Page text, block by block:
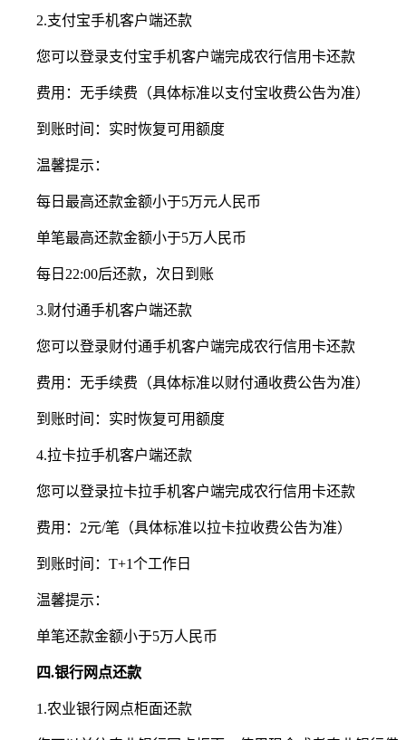
2.支付宝手机客户端还款
您可以登录支付宝手机客户端完成农行信用卡还款
费用：无手续费（具体标准以支付宝收费公告为准）
到账时间：实时恢复可用额度
温馨提示：
每日最高还款金额小于5万元人民币
单笔最高还款金额小于5万人民币
每日22:00后还款，次日到账
3.财付通手机客户端还款
您可以登录财付通手机客户端完成农行信用卡还款
费用：无手续费（具体标准以财付通收费公告为准）
到账时间：实时恢复可用额度
4.拉卡拉手机客户端还款
您可以登录拉卡拉手机客户端完成农行信用卡还款
费用：2元/笔（具体标准以拉卡拉收费公告为准）
到账时间：T+1个工作日
温馨提示：
单笔还款金额小于5万人民币
四.银行网点还款
1.农业银行网点柜面还款